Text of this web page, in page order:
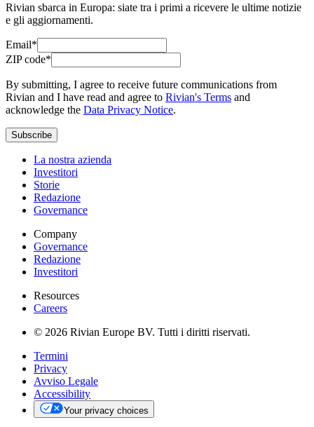
Rivian sbarca in Europa: siate tra i primi a ricevere le ultime notizie
e gli aggiornamenti.
Email*
ZIP code*
By submitting, I agree to receive future communications from
Rivian and I have read and agree to Rivian's Terms and
acknowledge the Data Privacy Notice.
Subscribe
La nostra azienda
Investitori
Storie
Redazione
Governance
Company
Governance
Redazione
Investitori
Resources
Careers
© 2026 Rivian Europe BV. Tutti i diritti riservati.
Termini
Privacy
Avviso Legale
Accessibility
Your privacy choices